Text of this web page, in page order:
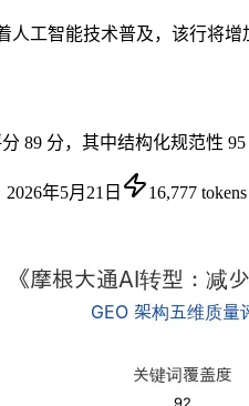
人工智能技术普及，该行将
89 分，其中结构化规范性
2026年5月21日 16,777 tokens